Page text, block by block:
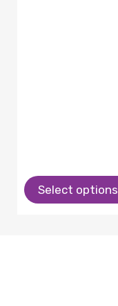
Select options